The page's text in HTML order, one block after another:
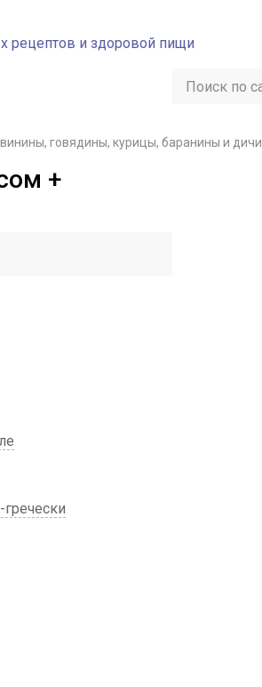
говядины, курицы, баранины и дичи
+